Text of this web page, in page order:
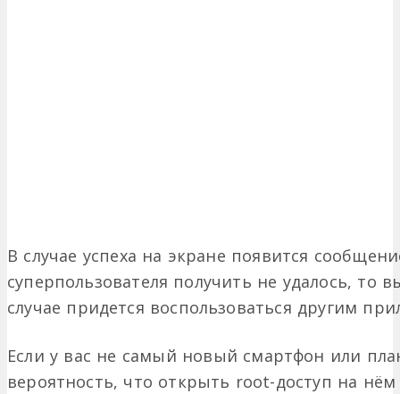
В случае успеха на экране появится
суперпользователя получить не удалось, то
случае придется воспользоваться другим
Если у вас не самый новый смартфон или
вероятность, что открыть root-доступ на